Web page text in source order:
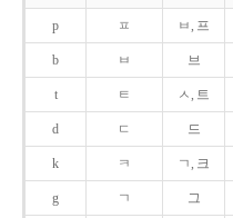
p ㅍ ㅂ, 프
b ㅂ 브
t ㅌ ㅅ, 트
d ㄷ 드
k ㅋ ㄱ, 크
g ㄱ 그